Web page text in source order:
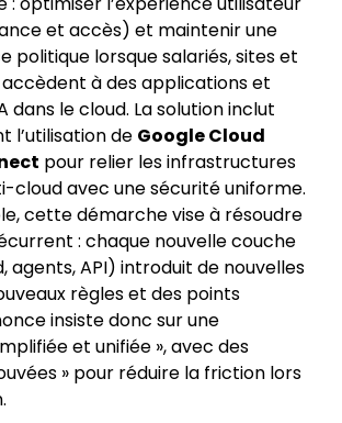
et accès) et maintenir une
politique lorsque salariés, sites et
à des applications et
dans le cloud. La solution inclut
l’utilisation de Google Cloud
pour relier les infrastructures
cloud avec une sécurité uniforme.
cette démarche vise à résoudre
: chaque nouvelle couche
agents, API) introduit de nouvelles
règles et des points
insiste donc sur une
et unifiée », avec des
» pour réduire la friction lors